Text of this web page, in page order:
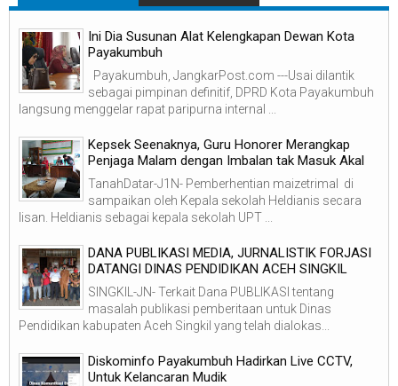
Ini Dia Susunan Alat Kelengkapan Dewan Kota
Payakumbuh
Payakumbuh, JangkarPost.com ---Usai dilantik
sebagai pimpinan definitif, DPRD Kota Payakumbuh
langsung menggelar rapat paripurna internal ...
Kepsek Seenaknya, Guru Honorer Merangkap
Penjaga Malam dengan Imbalan tak Masuk Akal
TanahDatar-J1N- Pemberhentian maizetrimal di
sampaikan oleh Kepala sekolah Heldianis secara
lisan. Heldianis sebagai kepala sekolah UPT ...
DANA PUBLIKASI MEDIA, JURNALISTIK FORJASI
DATANGI DINAS PENDIDIKAN ACEH SINGKIL
SINGKIL-JN- Terkait Dana PUBLIKASI tentang
masalah publikasi pemberitaan untuk Dinas
Pendidikan kabupaten Aceh Singkil yang telah dialokas...
Diskominfo Payakumbuh Hadirkan Live CCTV,
Untuk Kelancaran Mudik